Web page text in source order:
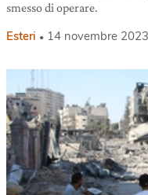
smesso di operare.
Esteri 14 novembre 2023